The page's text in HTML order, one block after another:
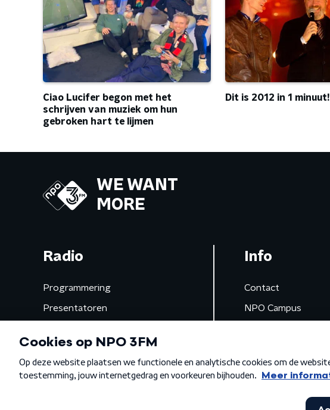
Ciao Lucifer begon met het
schrijven van muziek om hun
gebroken hart te lijmen
Dit is 2012 in 1 minuut!
WE WANT
MORE
Radio
Programmering
Presentatoren
Gemist
Info
Contact
NPO Campus
Algemene voorwaarden Privacybeleid